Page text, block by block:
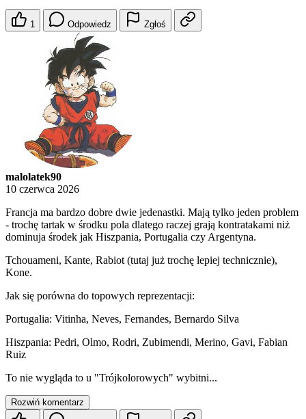
1 Odpowiedz Zgłoś
malolatek90
10 czerwca 2026
Francja ma bardzo dobre dwie jedenastki. Mają tylko jeden problem
- trochę tartak w środku pola dlatego raczej grają kontratakami niż
dominuja środek jak Hiszpania, Portugalia czy Argentyna.
Tchouameni, Kante, Rabiot (tutaj już trochę lepiej technicznie),
Kone.
Jak się porówna do topowych reprezentacji:
Portugalia: Vitinha, Neves, Fernandes, Bernardo Silva
Hiszpania: Pedri, Olmo, Rodri, Zubimendi, Merino, Gavi, Fabian
Ruiz
To nie wygląda to u "Trójkolorowych" wybitni...
Rozwiń komentarz